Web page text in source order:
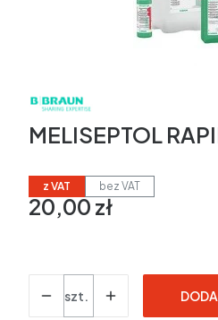
MELISEPTOL
z VAT bez VAT
Cena
20,00 zł
szt.